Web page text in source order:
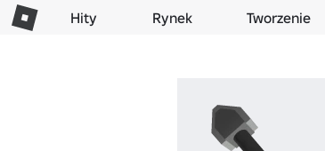
Hity Rynek Tworzenie